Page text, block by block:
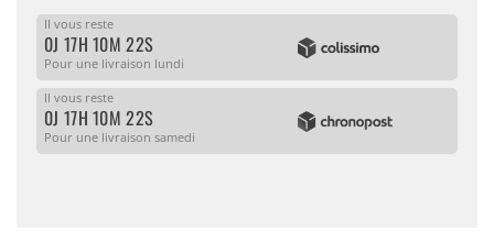
Il vous reste
0J 17H 10M 22S
Pour une livraison lundi
Il vous reste
0J 17H 10M 22S
Pour une livraison samedi